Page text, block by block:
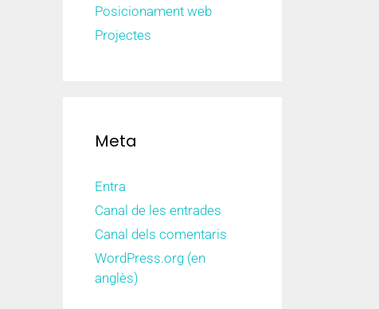
Posicionament web
Projectes
Meta
Entra
Canal de les entrades
Canal dels comentaris
WordPress.org (en
anglès)